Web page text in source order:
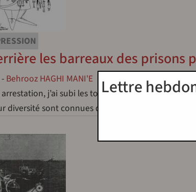
les barreaux des prisons
- Behrooz HAGHI MANI'E
j’ai subi les tortures physiques et
diversité sont connues de toutes les
Lettre